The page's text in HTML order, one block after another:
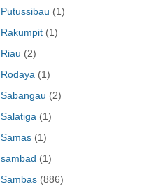
Putussibau (1)
Rakumpit (1)
Riau (2)
Rodaya (1)
Sabangau (2)
Salatiga (1)
Samas (1)
sambad (1)
Sambas (886)